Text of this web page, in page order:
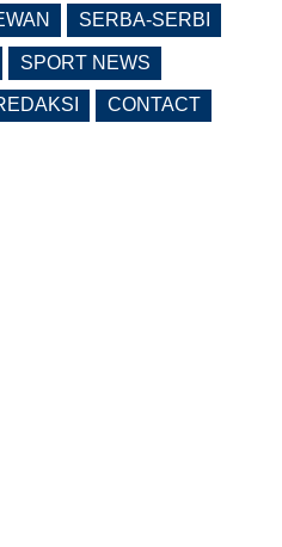
SERBA-SERBI
SPORT NEWS
CONTACT